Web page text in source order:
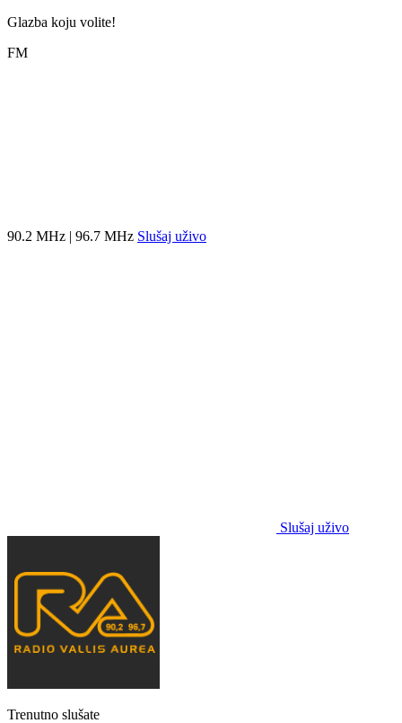
Glazba koju volite!
FM
90.2 MHz | 96.7 MHz Slušaj uživo
Slušaj uživo
Trenutno slušate